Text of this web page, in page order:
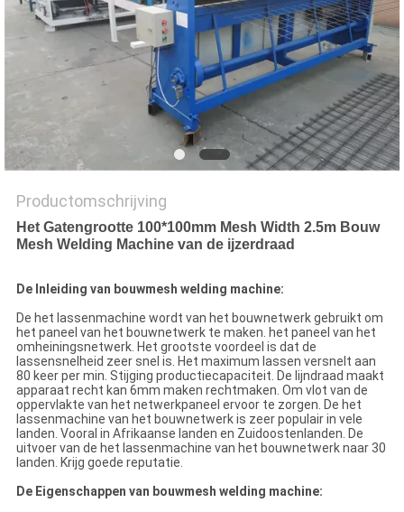
Productomschrijving
Het Gatengrootte 100*100mm Mesh Width 2.5m Bouw
Mesh Welding Machine van de ijzerdraad
De Inleiding van bouwmesh welding machine:
De het lassenmachine wordt van het bouwnetwerk gebruikt om
het paneel van het bouwnetwerk te maken. het paneel van het
omheiningsnetwerk. Het grootste voordeel is dat de
lassensnelheid zeer snel is. Het maximum lassen versnelt aan
80 keer per min. Stijging productiecapaciteit. De lijndraad maakt
apparaat recht kan 6mm maken rechtmaken. Om vlot van de
oppervlakte van het netwerkpaneel ervoor te zorgen. De het
lassenmachine van het bouwnetwerk is zeer populair in vele
landen. Vooral in Afrikaanse landen en Zuidoostenlanden. De
uitvoer van de het lassenmachine van het bouwnetwerk naar 30
landen. Krijg goede reputatie.
De Eigenschappen van bouwmesh welding machine: